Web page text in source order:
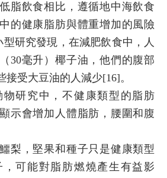
脂飲食相比，遵循地中海飲食
的健康脂肪與體重增加的風險
研究發現，在減肥飲食中，人
30毫升）椰子油，他們的腹部
接受大豆油的人減少[16]。
物研究中，不健康類型的脂肪
示會增加人體脂肪，腰圍和腹
梨，堅果和種子只是健康類型
可能對脂肪燃燒產生有益影